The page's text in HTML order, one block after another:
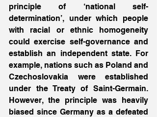
principle of ‘national self-
determination’, under which people
with racial or ethnic homogeneity
could exercise self-governance and
establish an independent state. For
example, nations such as Poland and
Czechoslovakia were established
under the Treaty of Saint-Germain.
However, the principle was heavily
biased since Germany as a defeated